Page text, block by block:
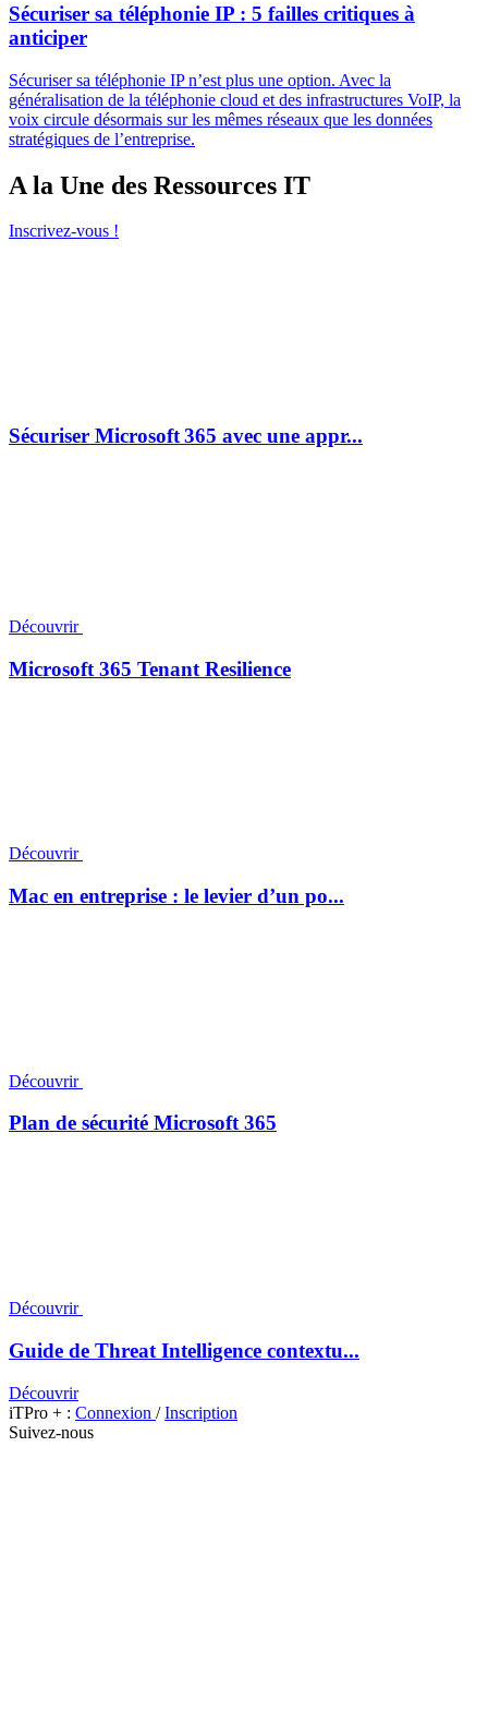
Sécuriser sa téléphonie IP : 5 failles critiques à
anticiper
Sécuriser sa téléphonie IP n’est plus une option. Avec la
généralisation de la téléphonie cloud et des infrastructures VoIP, la
voix circule désormais sur les mêmes réseaux que les données
stratégiques de l’entreprise.
A la Une des Ressources IT
Inscrivez-vous !
Sécuriser Microsoft 365 avec une appr...
Découvrir
Microsoft 365 Tenant Resilience
Découvrir
Mac en entreprise : le levier d’un po...
Découvrir
Plan de sécurité Microsoft 365
Découvrir
Guide de Threat Intelligence contextu...
Découvrir
iTPro + : Connexion /Inscription
Suivez-nous